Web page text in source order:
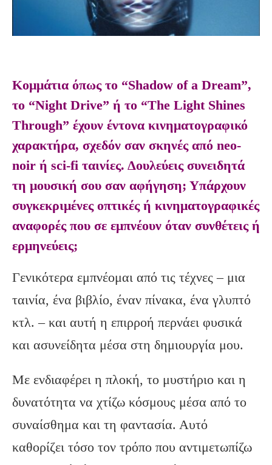
Κομμάτια όπως το “Shadow of a Dream”,
το “Night Drive” ή το “The Light Shines
Through” έχουν έντονα κινηματογραφικό
χαρακτήρα, σχεδόν σαν σκηνές από neo-
noir ή sci-fi ταινίες. Δουλεύεις συνειδητά
τη μουσική σου σαν αφήγηση; Υπάρχουν
συγκεκριμένες οπτικές ή κινηματογραφικές
αναφορές που σε εμπνέουν όταν συνθέτεις ή
ερμηνεύεις;
Γενικότερα εμπνέομαι από τις τέχνες – μια
ταινία, ένα βιβλίο, έναν πίνακα, ένα γλυπτό
κτλ. – και αυτή η επιρροή περνάει φυσικά
και ασυνείδητα μέσα στη δημιουργία μου.
Με ενδιαφέρει η πλοκή, το μυστήριο και η
δυνατότητα να χτίζω κόσμους μέσα από το
συναίσθημα και τη φαντασία. Αυτό
καθορίζει τόσο τον τρόπο που αντιμετωπίζω